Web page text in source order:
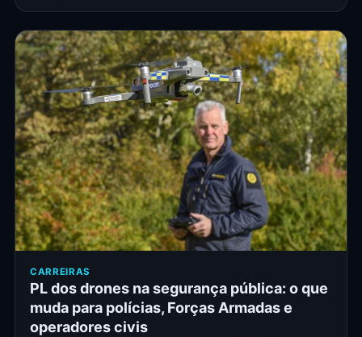
CARREIRAS
PL dos drones na segurança pública: o que
muda para polícias, Forças Armadas e
operadores civis